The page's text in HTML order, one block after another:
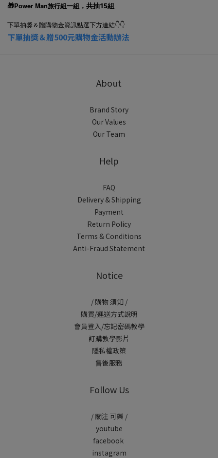
🎁Power Man旅行組一組 ，共抽15組
下單抽獎＆贈購物金資訊點選下方連結👇👇
下單抽獎＆贈500元購物金活動辦法
About
Brand Story
Our Values
Our Team
Help
FAQ
Delivery & Shipping
Payment
Return Policy
Terms & Conditions
Anti-Fraud Statement
Notice
/ 購物 須知 /
購買/運送方式說明
會員登入/忘記密碼教學
訂購教學影片
隱私權政策
售後服務
Follow Us
/ 關注 可樂 /
youtube
facebook
instagram